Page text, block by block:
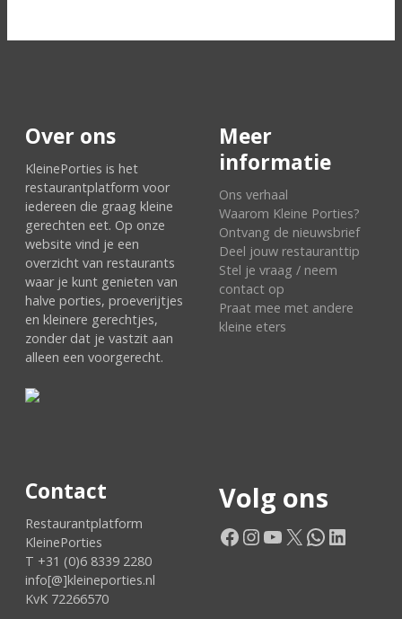
Over ons
KleinePorties is het
restaurantplatform voor
iedereen die graag kleine
gerechten eet. Op onze
website vind je een
overzicht van restaurants
waar je kunt genieten van
halve porties, proeverijtjes
en kleinere gerechtjes,
zonder dat je vastzit aan
alleen een voorgerecht.
Meer
informatie
Ons verhaal
Waarom Kleine Porties?
Ontvang de nieuwsbrief
Deel jouw restauranttip
Stel je vraag / neem
contact op
Praat mee met andere
kleine eters
Contact
Restaurantplatform
KleinePorties
T +31 (0)6 8339 2280
info[@]kleineporties.nl
KvK 72266570
Volg ons
Facebook InstagramYouTube X WhatsApp LinkedIn